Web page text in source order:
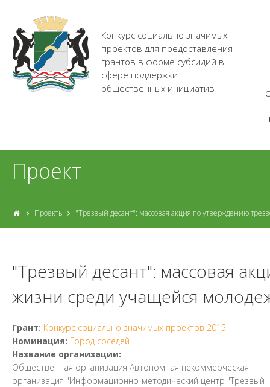
Конкурс социально значимых
проектов для предоставления
грантов в форме субсидий в
сфере поддержки
общественных инициатив
Проект
Проекты "Трезвый десант": массовая акция по утверждению
"Трезвый десант": массовая
жизни среди учащейся
Грант: Конкурс социально значимых проектов 2015
Номинация: Город соседей
Название организации:
Общественная организация Автономная некоммерческая
организация "Информационно-методический центр "Трезвый